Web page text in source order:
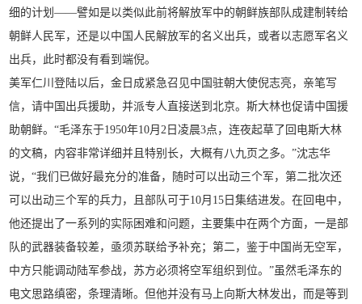
细的计划——譬如是以类似此前将解放军中的朝鲜族部队成建制转给
朝鲜人民军，还是以中国人民解放军的名义出兵，或者以志愿军名义
出兵，此时都没有看到端倪。
美军仁川登陆以后，金日成紧急召见中国驻朝大使倪志亮，亲笔写
信，请中国出兵援助，并派专人直接送到北京。斯大林也促请中国援
助朝鲜。“毛泽东于1950年10月2日凌晨3点，连夜起草了回电斯大林
的文稿，内容非常详细并且特别长，大概有八九页之多。”沈志华
说，“我们已做好最充分的准备，随时可以出动三个军，第二批次还
可以出动三个军的兵力，且部队可于10月15日集结进发。在回电中，
他还提出了一系列的实际困难和问题，主要集中在两个方面，一是部
队的武器装备较差，亟须苏联给予补充；第二，鉴于中国尚无空军，
中方只能调动陆军参战，苏方必须将空军组织到位。”虽然毛泽东的
电文思路缜密，条理清晰。但他并没有马上向斯大林发出，而是等到